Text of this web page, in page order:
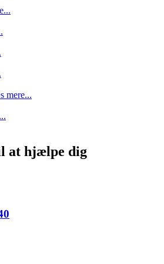
mere...
at hjælpe dig